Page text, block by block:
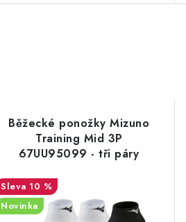
Běžecké ponožky Mizuno
Training Mid 3P
67UU95099 - tři páry
10 %
Novinka